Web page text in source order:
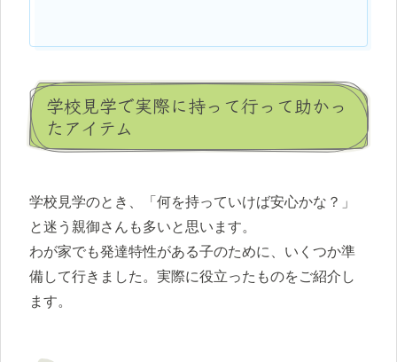
学校見学で実際に持って行って助かっ
たアイテム
学校見学のとき、「何を持っていけば安心かな？」
と迷う親御さんも多いと思います。
わが家でも発達特性がある子のために、いくつか準
備して行きました。実際に役立ったものをご紹介し
ます。